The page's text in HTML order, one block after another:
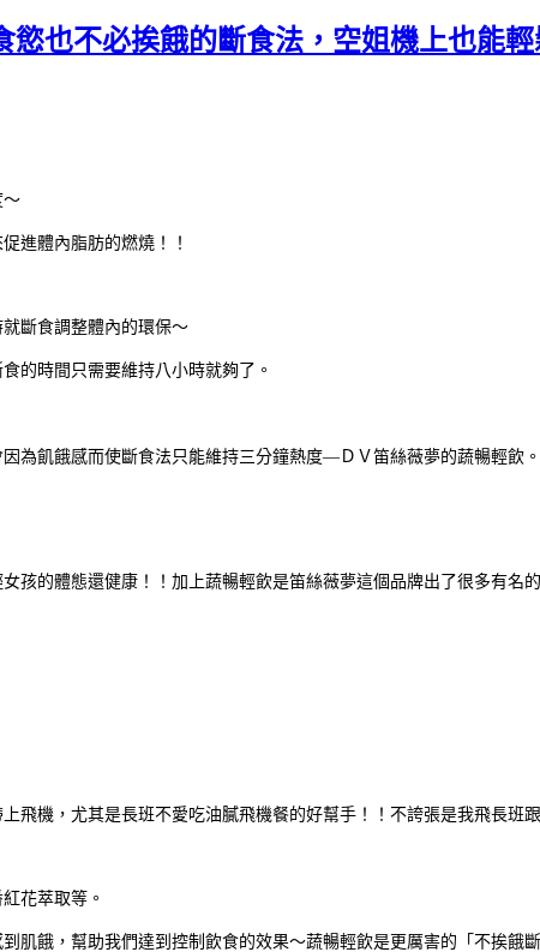
也不必挨餓的斷食法，空姐機上也能
～
進體內脂肪的燃燒！！
斷食調整體內的環保～
的時間只需要維持八小時就夠了。
為飢餓感而使斷食法只能維持三分鐘熱度—ＤＶ笛絲薇夢的蔬暢輕飲。
孩的體態還健康！！加上蔬暢輕飲是笛絲薇夢這個品牌出了很多有名
飛機，尤其是長班不愛吃油膩飛機餐的好幫手！！不誇張是我飛長班
花萃取等。
肌餓，幫助我們達到控制飲食的效果～蔬暢輕飲是更厲害的「不挨餓